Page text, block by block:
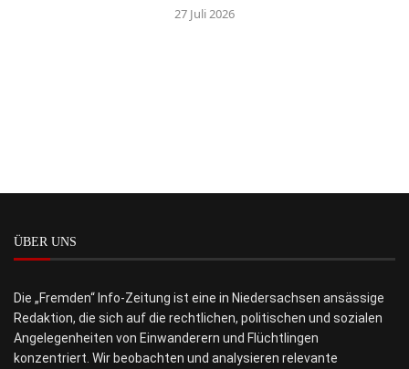
27 Juli 2026
ÜBER UNS
Die „Fremden“ Info-Zeitung ist eine in Niedersachsen ansässige
Redaktion, die sich auf die rechtlichen, politischen und sozialen
Angelegenheiten von Einwanderern und Flüchtlingen
konzentriert. Wir beobachten und analysieren relevante